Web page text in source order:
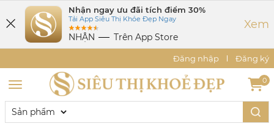
Nhận ngay ưu đãi tích điểm 30%
Tải App Siêu Thị Khỏe Đẹp Ngay
NHẬN Trên App Store
Xem
Đăng nhập Đăng ký
0